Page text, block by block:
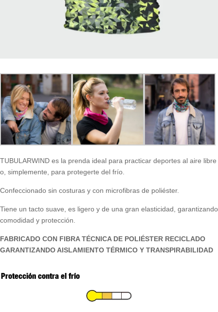
TUBULARWIND es la prenda ideal para practicar deportes al aire libre
o, simplemente, para protegerte del frío.
Confeccionado sin costuras y con microfibras de poliéster.
Tiene un tacto suave, es ligero y de una gran elasticidad, garantizando
comodidad y protección.
FABRICADO CON FIBRA TÉCNICA DE POLIÉSTER RECICLADO
GARANTIZANDO AISLAMIENTO TÉRMICO Y TRANSPIRABILIDAD
Protección contra el frío